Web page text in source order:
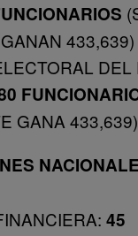
433,639)
DEL
GANA 433,639)
45